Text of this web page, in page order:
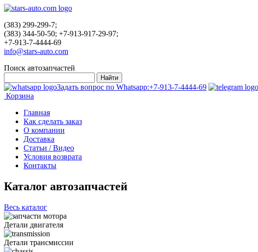
(383) 299-299-7;
(383) 344-50-50; +7-913-917-29-97;
+7-913-7-4444-69
info@stars-auto.com
Поиск автозапчастей
Задать вопрос по Whatsapp:+7-913-7-4444-69
Корзина
Главная
Как сделать заказ
О компании
Доставка
Статьи / Видео
Условия возврата
Контакты
Каталог автозапчастей
Весь каталог
Детали двигателя
Детали трансмиссии